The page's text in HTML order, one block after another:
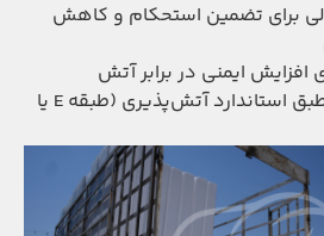
برای تضمین استحکام و کاهش
افزایش ایمنی در برابر آتش
طبقه‌بندی ایمنی طبق استاندارد آتش‌پذیری (طبقه E یا